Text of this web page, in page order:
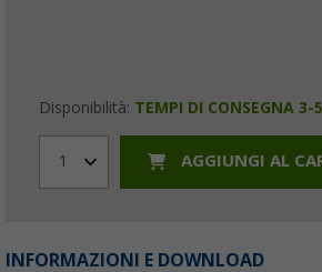
Disponibilità: TEMPI DI CONSEGNA 3-
1 AGGIUNGI AL
INFORMAZIONI E DOWNLOAD